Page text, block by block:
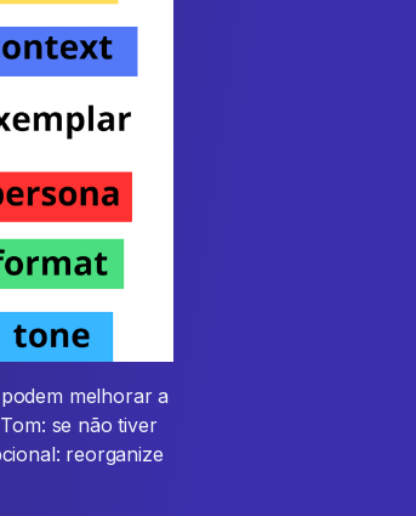
melhorar a
se não tiver
reorganize